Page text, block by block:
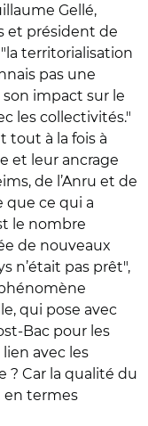
Gellé,
et président de
territorialisation
pas une
son impact sur le
les collectivités."
tout à la fois à
et leur ancrage
de l’Anru et de
que ce qui a
le nombre
de nouveaux
n’était pas prêt",
qui pose avec
Bac pour les
avec les
? Car la qualité du
en termes